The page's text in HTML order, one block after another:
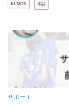
KUMON 本誌
サポート